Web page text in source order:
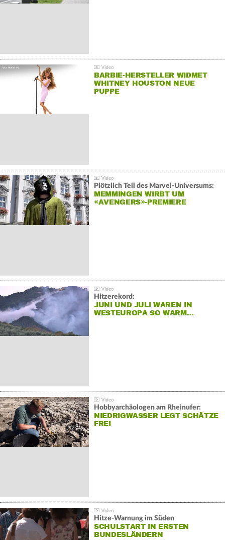
BARBIE-HERSTELLER WIDMET
WHITNEY HOUSTON NEUE
PUPPE
Plötzlich Teil des Marvel-Universums:
MEMMINGEN WIRBT UM
«AVENGERS»-PREMIERE
Hitzerekord:
JUNI UND JULI WAREN IN
WESTEUROPA SO WARM…
Hobbyarchäologen am Rheinufer:
NIEDRIGWASSER LEGT SCHÄTZE
FREI
Hitze-Warnung im Süden
SCHULSTART IN ERSTEN
BUNDESLÄNDERN